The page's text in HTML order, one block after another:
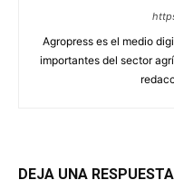
Agropress es el medio
importantes del sector
DEJA UNA RESPUESTA